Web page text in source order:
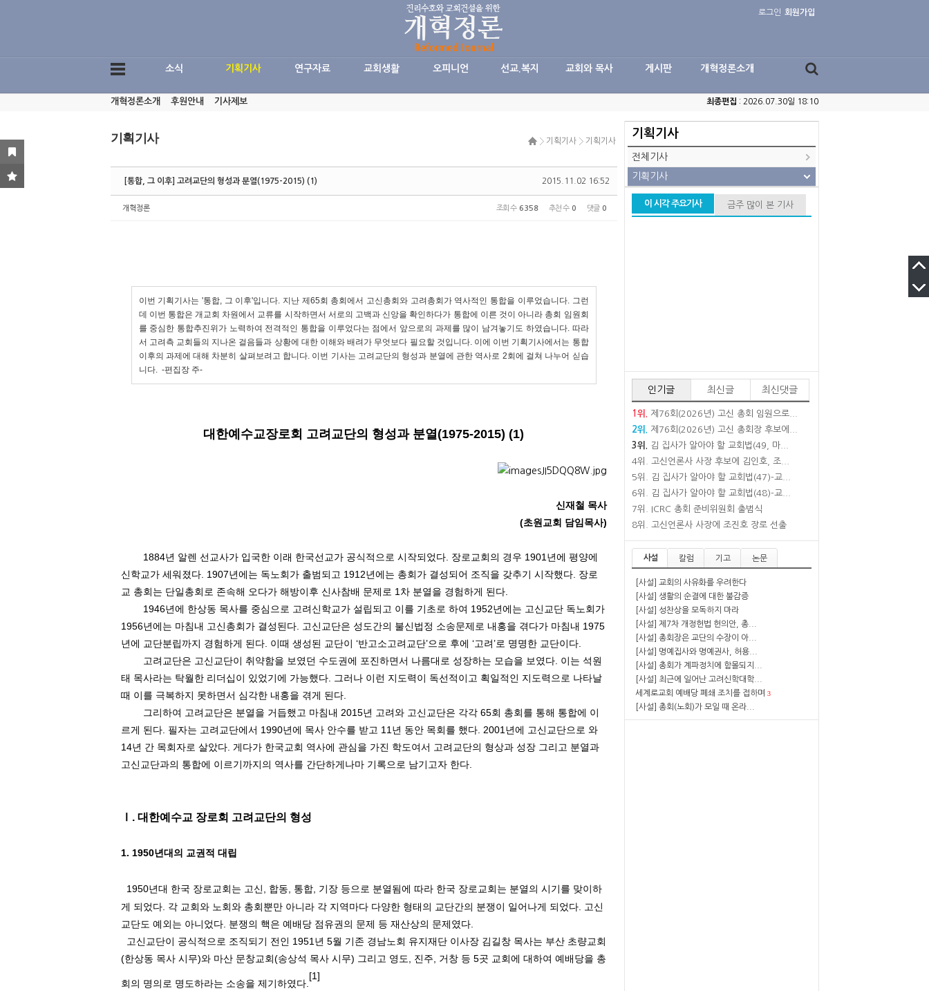
로그인 회원가입
소식 기획기사 연구자료 교회생활 오피니언 선교.복지 교회와 목사 게시판 개혁정론소개
개혁정론소개 후원안내 기사제보 최종편집 : 2026.07.30일 18:10
기획기사 기획기사 기획기사
2015.11.02 16:52
[통합, 그 이후] 고려교단의 형성과 분열(1975-2015) (1)
개혁정론 조회 수 6358 추천 수 0 댓글 0
이번 기획기사는 '통합, 그 이후'입니다. 지난 제65회 총회에서 고신총회와 고려총회가 역사적인 통합을 이루었습니다.그런
데 이번 통합은 개교회 차원에서 교류를 시작하면서 서로의 고백과 신앙을 확인하다가 통합에 이른 것이 아니라 총회 임원회
를 중심한 통합추진위가 노력하여 전격적인 통합을 이루었다는 점에서 앞으로의 과제를 많이 남겨놓기도 하였습니다.따라
서 고려측 교회들의 지나온 걸음들과 상황에 대한 이해와 배려가 무엇보다 필요할 것입니다. 이에 이번 기획기사에서는 통합
이후의 과제에 대해 차분히 살펴보려고 합니다. 이번 기사는 고려교단의 형성과 분열에 관한 역사로 2회에 걸쳐 나누어 싣습
니다. -편집장 주-
대한예수교장로회 고려교단의 형성과 분열(1975-2015) (1)
신재철 목사
(초원교회 담임목사)
1884년 알렌 선교사가 입국한 이래 한국선교가 공식적으로 시작되었다. 장로교회의 경우 1901 년에 평양에
신학교가 세워졌다. 1907년에는 독노회가 출범되고 1912년에는 총회가 결성되어 조직을 갖추기 시작했다. 장로
교 총회는 단일총회로 존속해 오다가 해방이후 신사참배 문제로 1 차 분열을 경험하게 된다.
1946년에 한상동 목사를 중심으로 고려신학교가 설립되고 이를 기초로 하여 1952년에는 고신교단 독노회가
1956년에는 마침내 고신총회가 결성된다. 고신교단은 성도간의 불신법정 소송문제로 내홍을 겪다가 마침내 1975
년에 교단분립까지 경험하게 된다. 이때 생성된 교단이 ‘반고소고려교단’으로 후에 ‘고려’로 명명한 교단이다.
고려교단은 고신교단이 취약함을 보였던 수도권에 포진하면서 나름대로 성장하는 모습을 보였다. 이는 석원
태 목사라는 탁월한 리더십이 있었기에 가능했다.
그러나 이런 지도력이 독선적이고 획일적인 지도력으로 나타날
때 이를 극복하지 못하면서 심각한 내홍을 겪게 된다.
그리하여 고려교단은 분열을 거듭했고 마침내 2015년 고려와 고신교단은 각각 65회 총회를 통해 통합에 이
르게 된다. 필자는 고려교단에서 1990년에 목사 안수를 받고 11 년 동안 목회를 했다. 2001 년에 고신교단으로 와
14년 간 목회자로 살았다. 게다가 한국교회 역사에 관심을 가진 학도여서 고려교단의 형상과 성장 그리고 분열과
고신교단과의 통합에 이르기까지의 역사를 간단하게나마 기록으로 남기고자 한다.
. 대한예수교 장로회 고려교단의 형성
1. 1950년대의 교권적 대립
1950년대 한국 장로교회는 고신 합동 통합, 기장 등으로 분열됨에 따라 한국 장로교회는 분열의 시기를 맞이하
게 되었다. 각 교회와 노회와 총회뿐만 아니라 각 지역마다 다양한 형태의 교단간의 분쟁이 일어나게 되었다.
고신
교단도 예외는 아니었다. 분쟁의 핵은 예배당 점유권의 문제 등 재산상의 문제였다.
고신교단이 공식적으로 조직되기 전인 1951 년 5월 기존 경남노회 유지재단 이사장 김길창 목사는 부산 초량교회
(한상동 목사 시무)와 마산 문창교회(송상석 목사 시무) 그리고 영도 진주 거창 등 5곳 교회에 대하여 예배당을 총
회의 명의로 명도하라는 소송을 제기하였다.
[1]
기획기사
전체기사
기획기사
이 시각 주요기사 금주 많이 본 기사
인기글 최신글 최신댓글
1위.
제76회(2026년) 고신 총회 임원으로...
2위.
제76회(2026년) 고신 총회장 후보에...
3위.
김 집사가 알아야 할 교회법(49, 마...
4위.
고신언론사 사장 후보에 김인호, 조...
5위.
김 집사가 알아야 할 교회법(47)-교...
6위.
김 집사가 알아야 할 교회법(48)-교...
7위.
ICRC 총회 준비위원회 출범식
8위.
고신언론사 사장에 조진호 장로 선출
사설 칼럼 기고 논문
[사설] 교회의 사유화를 우려한다
[사설] 생활의 순결에 대한 불감증
[사설] 성찬상을 모독하지 마라
[사설] 제7차 개정헌법 헌의안, 총...
[사설] 총회장은 교단의 수장이 아...
[사설] 명예집사와 명예권사, 허용...
[사설] 총회가 계파정치에 함몰되지...
[사설] 최근에 일어난 고려신학대학...
세계로교회 예배당 폐쇄 조치를 접하며 3
[사설] 총회(노회)가 모일 때 온라...
Sketchbook5, 스케치북5
Sketchbook5, 스케치북5